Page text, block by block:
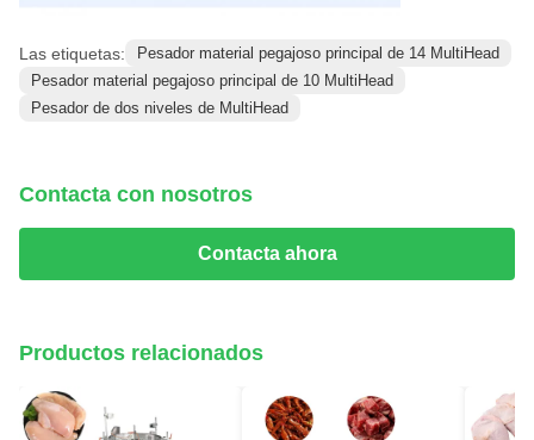
Las etiquetas:
Pesador material pegajoso principal de 14 MultiHead
Pesador material pegajoso principal de 10 MultiHead
Pesador de dos niveles de MultiHead
Contacta con nosotros
Contacta ahora
Productos relacionados